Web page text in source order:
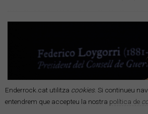
Enderrock.cat utilitza cookies. Si continueu
entendrem que accepteu la nostra política de